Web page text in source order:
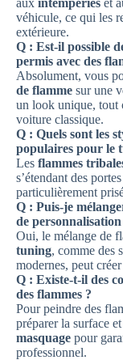
véhicule, ce qui les
extérieure.
Q : Est-il possible
permis avec des
Absolument, vous
de flamme sur une
un look unique, tout
voiture classique.
Q : Quels sont les
populaires pour le
Les flammes
s’étendant des
particulièrement
Q : Puis-je
de personnalisation
Oui, le mélange de
tuning, comme des
modernes, peut
Q : Existe-t-il des
des flammes ?
Pour peindre des
préparer la surface
masquage pour
professionnel.